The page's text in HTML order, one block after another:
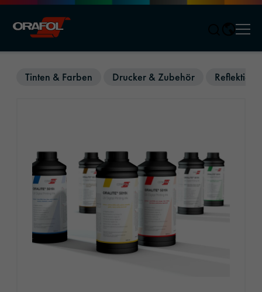
Tinten & Farben Drucker & Zubehör